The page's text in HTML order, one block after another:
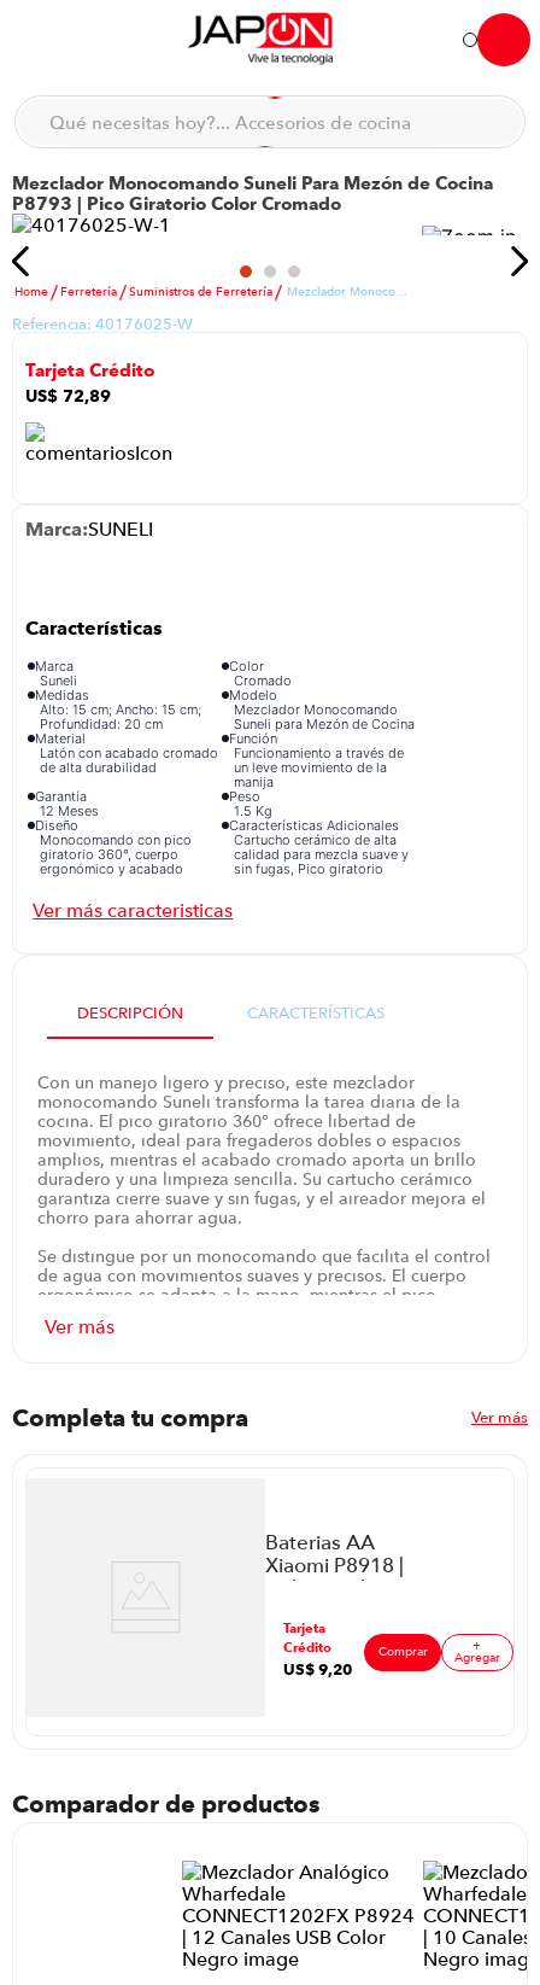
Hola... qué necesitas hoy?
Qué necesitas hoy?... Accesorios de cocina
Mezclador Monocomando Suneli Para Mezón de Cocina
P8793 | Pico Giratorio Color Cromado
Ferretería Suministros de Ferretería Mezclador Monocomando Suneli Para Mezón de Cocina P8793 | Pico Giratorio Color Cromado
Referencia: 40176025-W
Tarjeta Crédito
US$ 72,89
SUNELI
Marca
Suneli
Color
Cromado
Medidas
Alto: 15 cm; Ancho: 15 cm;
Profundidad: 20 cm
Modelo
Mezclador Monocomando
Suneli para Mezón de Cocina
Material
Latón con acabado cromado
de alta durabilidad
Función
Funcionamiento a través de
un leve movimiento de la
manija
Garantía
12 Meses
Peso
1.5 Kg
Diseño
Monocomando con pico
giratorio 360°, cuerpo
ergonómico y acabado
Características Adicionales
Cartucho cerámico de alta
calidad para mezcla suave y
sin fugas, Pico giratorio
Tipo
Accesorios
DESCRIPCIÓN CARACTERÍSTICAS
Con un manejo ligero y preciso, este mezclador
monocomando Suneli transforma la tarea diaria de la
cocina. El pico giratorio 360° ofrece libertad de
movimiento, ideal para fregaderos dobles o espacios
amplios, mientras el acabado cromado aporta un brillo
duradero y una limpieza sencilla. Su cartucho cerámico
garantiza cierre suave y sin fugas, y el aireador mejora el
chorro para ahorrar agua.
Se distingue por un monocomando que facilita el control
de agua con movimientos suaves y precisos. El cuerpo
ergonómico se adapta a la mano, mientras el pico
acabado cromado brinda brillo y durabilidad diaria.
respaldado por una garantía de 12 meses y la confianza
de una marca italiana.
facilitando tareas de lavado diario. Con Suneli el espacio
de trabajo se mantiene limpio y eficiente, gracias al
diseño pensado para el día a día.
Completa tu compra Ver más
Baterias AA
Xiaomi P8918 |
Color Rainbow
Tarjeta
Crédito
US$ 9,20
Comprar +
Agregar
Comparador de productos
TÉRMINOS MÁS BUSCADOS
1 moto
lavadora
5 . england sound parlantes
iphone